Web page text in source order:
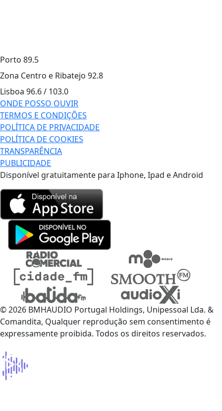
Porto 89.5
Zona Centro e Ribatejo 92.8
Lisboa 96.6 / 103.0
ONDE POSSO OUVIR
TERMOS E CONDIÇÕES
POLÍTICA DE PRIVACIDADE
POLÍTICA DE COOKIES
TRANSPARÊNCIA
PUBLICIDADE
Disponível gratuitamente para Iphone, Ipad e Android
© 2026 BMHAUDIO Portugal Holdings, Unipessoal Lda. &
Comandita, Qualquer reprodução sem consentimento é
expressamente proibida. Todos os direitos reservados.